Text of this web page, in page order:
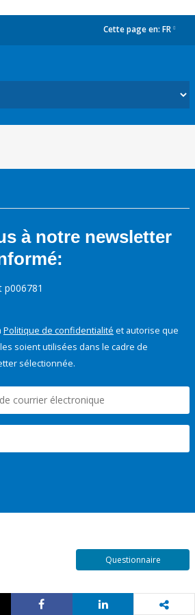
Cette page en: FR
à notre newsletter
Politique de confidentialité et autorise que
soient utilisées dans le cadre de
sélectionnée.
Questionnaire